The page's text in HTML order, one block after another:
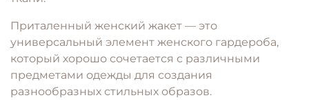
Приталенный женский жакет — это
универсальный элемент женского гардероба,
который хорошо сочетается с различными
предметами одежды для создания
разнообразных стильных образов.